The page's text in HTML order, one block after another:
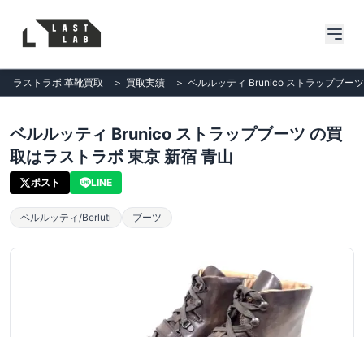
ラストラボ 革靴買取 ＞ 買取実績 ＞ ベルルッティ Brunico ストラップブー
ベルルッティ Brunico ストラップブーツ の買
取はラストラボ 東京 新宿 青山
ポスト LINE
ベルルッティ/Berluti ブーツ